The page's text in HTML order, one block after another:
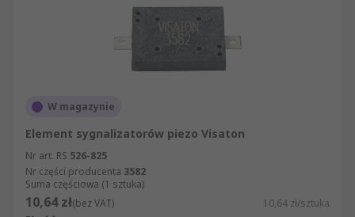
W magazynie
Element sygnalizatorów piezo Visaton
Nr art. RS 526-825
Nr części producenta 3582
Suma częściowa (1 sztuka)
10,64 zł(bez VAT) 10,64 zł/sztuka